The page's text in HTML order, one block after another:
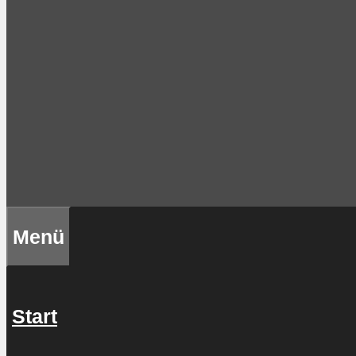
Menü
Start